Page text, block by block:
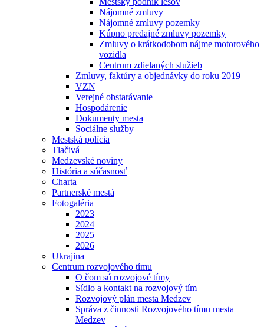
Nájomné zmluvy
Nájomné zmluvy pozemky
Kúpno predajné zmluvy pozemky
Zmluvy o krátkodobom nájme motorového
vozidla
Centrum zdielaných služieb
Zmluvy, faktúry a objednávky do roku 2019
VZN
Verejné obstarávanie
Hospodárenie
Dokumenty mesta
Sociálne služby
Mestská polícia
Tlačivá
Medzevské noviny
História a súčasnosť
Charta
Partnerské mestá
Fotogaléria
2023
2024
2025
2026
Ukrajina
Centrum rozvojového tímu
O čom sú rozvojové tímy
Sídlo a kontakt na rozvojový tím
Rozvojový plán mesta Medzev
Správa z činnosti Rozvojového tímu mesta
Medzev